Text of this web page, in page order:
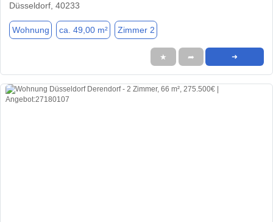
Düsseldorf, 40233
Wohnung ca. 49,00 m² Zimmer 2
★ ➦ ➜